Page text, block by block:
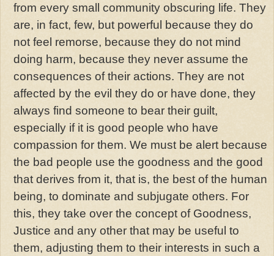
from every small community obscuring life. They
are, in fact, few, but powerful because they do
not feel remorse, because they do not mind
doing harm, because they never assume the
consequences of their actions. They are not
affected by the evil they do or have done, they
always find someone to bear their guilt,
especially if it is good people who have
compassion for them. We must be alert because
the bad people use the goodness and the good
that derives from it, that is, the best of the human
being, to dominate and subjugate others. For
this, they take over the concept of Goodness,
Justice and any other that may be useful to
them, adjusting them to their interests in such a